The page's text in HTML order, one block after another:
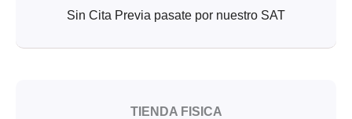
Sin Cita Previa pasate por nuestro SAT
TIENDA FISICA